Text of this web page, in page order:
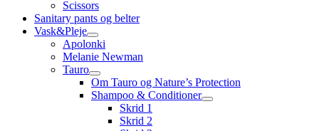
Scissors
Sanitary pants og belter
Vask&Pleje
Apolonki
Melanie Newman
Tauro
Om Tauro og Nature’s Protection
Shampoo & Conditioner
Skrid 1
Skrid 2